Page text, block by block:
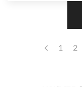
1 2